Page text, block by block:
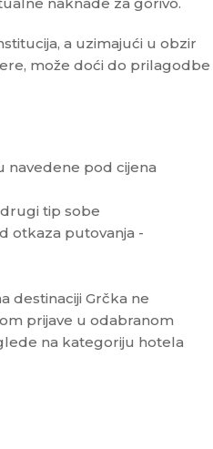
a uzimajući u obzir
može doći do prilagodbe
navedene pod cijena
tip sobe
otkaza putovanja -
destinaciji Grčka ne
prijave u odabranom
na kategoriju hotela